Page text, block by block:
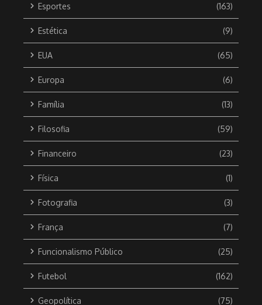
Esportes (163)
Estética (9)
EUA (65)
Europa (6)
Família (13)
Filosofia (59)
Financeiro (23)
Física (1)
Fotografia (3)
França (7)
Funcionalismo Público (25)
Futebol (162)
Geopolítica (75)